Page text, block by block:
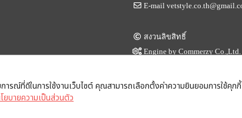
ารณ์ที่ดีในการใช้งานเว็บไซต์ คุณสามารถเลือกตั้งค่าความยินยอมการใช้คุ
ยบายความเป็นส่วนตัว
E-mail
สงวนลิขสิทธิ์
Engine byCommerzy Co.,Ltd.